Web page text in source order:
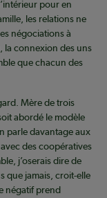
pour en
les relations ne
négociations à
la connexion des uns
que chacun des
Mère de trois
abordé le modèle
parle davantage aux
des coopératives
j’oserais dire de
que jamais, croit-elle
négatif prend